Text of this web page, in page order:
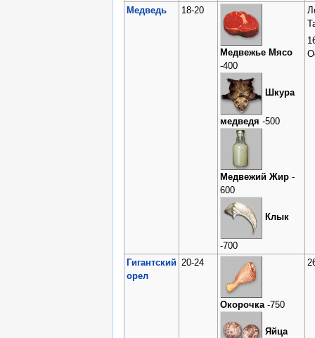
Медведь 18-20
Медвежье Мясо
-400
Шкура
медведя -500
Медвежий Жир-
600
Клык
-700
Гигантский
орел
20-24
Окорочка-750
Яйца